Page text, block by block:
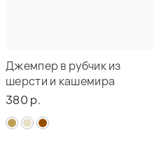
Джемпер в рубчик из
шерсти и кашемира
380 р.